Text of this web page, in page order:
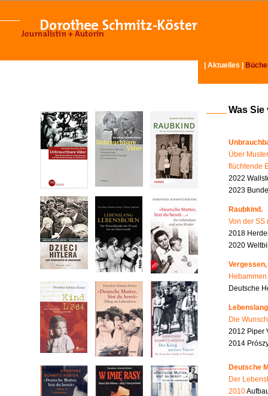
Aktuelles
Was
Über
flüchtende
2022
2023
Raubkind.
Von der SS
2018
2020
Deutsche
Die
2012 Piper
2014
Deutsche
Der
2010